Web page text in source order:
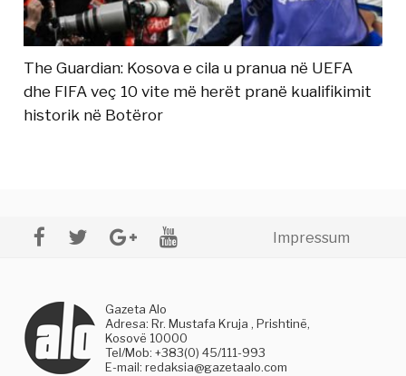
The Guardian: Kosova e cila u pranua në UEFA
dhe FIFA veç 10 vite më herët pranë kualifikimit
historik në Botëror
Impressum
Gazeta Alo
Adresa: Rr. Mustafa Kruja , Prishtinë,
Kosovë 10000
Tel/Mob: +383(0) 45/111-993
E-mail:redaksia@gazetaalo.com